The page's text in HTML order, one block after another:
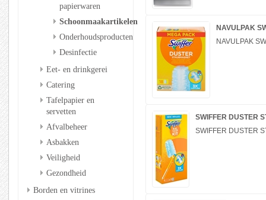
papierwaren
Schoonmaakartikelen
Onderhoudsproducten
Desinfectie
Eet- en drinkgerei
Catering
Tafelpapier en
servetten
Afvalbeheer
Asbakken
Veiligheid
Gezondheid
Borden en vitrines
NAVULPAK
NAVULPAK
SWIFFER DUSTER
SWIFFER DUSTER